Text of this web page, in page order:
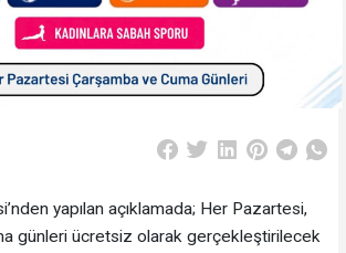
yapılan açıklamada; Her Pazartesi,
günleri ücretsiz olarak gerçekleştirilecek